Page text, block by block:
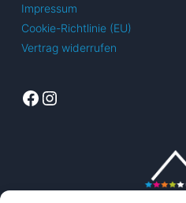
Impressum
Cookie-Richtlinie (EU)
Vertrag widerrufen
Facebook
Instagram